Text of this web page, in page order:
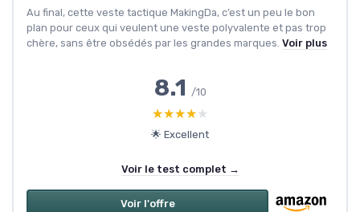
Au final, cette veste tactique MakingDa, c’est un peu le bon
plan pour ceux qui veulent une veste polyvalente et pas trop
chère, sans être obsédés par les grandes marques. Voir plus
8.1 /10
★★★★★
★★★★★
🌟 Excellent
Voir le test complet →
Voir l'offre